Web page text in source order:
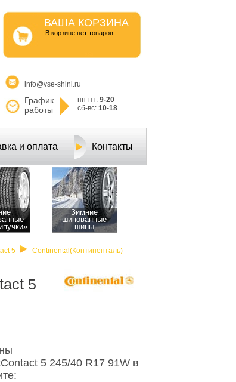
ВАША КОРЗИНА
B корзине нет товаров
info@vse-shini.ru
График
работы
пн-пт: 9-20
сб-вс: 10-18
и оплата Контакты
Зимние
шипованные
шины
5
Continental(Континенталь)
5
5 245/40 R17 91W в